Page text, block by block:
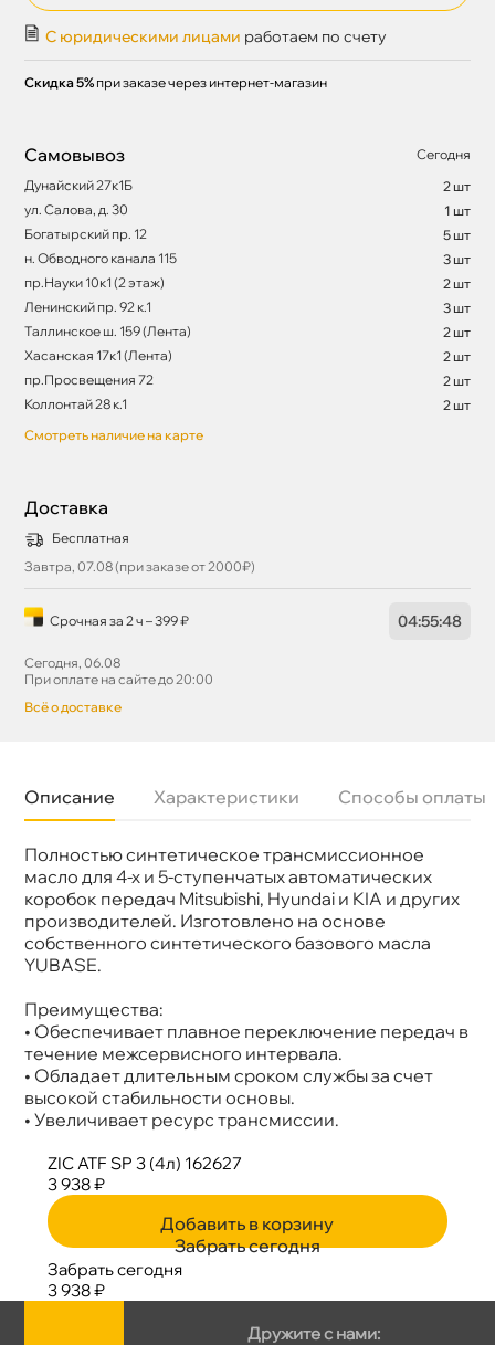
С юридическими лицами работаем по счету
Скидка 5% при заказе через интернет-магазин
Самовывоз
Сегодня
Дунайский 27к1Б
2 шт
ул. Салова, д. 30
1 шт
Богатырский пр. 12
5 шт
н. Обводного канала 115
3 шт
пр.Науки 10к1 (2 этаж)
2 шт
Ленинский пр. 92 к.1
3 шт
Таллинское ш. 159 (Лента)
2 шт
Хасанская 17к1 (Лента)
2 шт
пр.Просвещения 72
2 шт
Коллонтай 28 к.1
2 шт
Смотреть наличие на карте
Доставка
Бесплатная
Завтра, 07.08 (при заказе от 2000₽)
Срочная за 2 ч – 399 ₽ 04:55:47
Сегодня, 06.08
При оплате на сайте до 20:00
сё о доставке
Описание Характеристики Способы оплаты
Полностью синтетическое трансмисcионное
масло для 4-х и 5-ступенчатых автоматических
коробок передач Mitsubishi, Hyundai и KIA и других
производителей. Изготовлено на основе
собственного синтетического базового масла
YUBASE.
Преимущества:
• Обеспечивает плавное переключение передач
течение межсервисного интервала.
• Обладает длительным сроком службы за счет
ысокой стабильности основы.
• Увеличивает ресурс трансмиссии.
Бренд
ZIC
Спецификации
Hyundai-Kia ATF SP-III; Mitsubishi ATF SP-II/III
Объем
4л
Артикул
162627
Применение
АКПП
ZIC ATF SP 3 (4л) 162627
3 938 ₽
Добавить в корзину
Забрать сегодня
Забрать сегодня
3 938 ₽
Дружите с нами: